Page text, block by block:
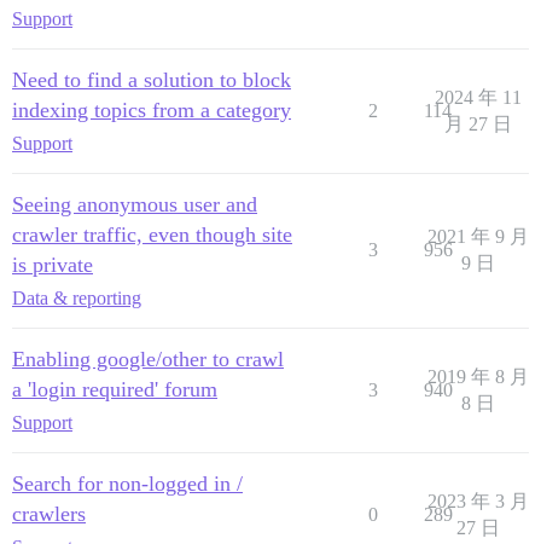
Support
Need to find a solution to block
indexing topics from a category
Support
2 114
2024 年 11
月 27 日
Seeing anonymous user and
crawler traffic, even though site
is private
Data & reporting
3 956
2021 年 9 月
9 日
Enabling google/other to crawl
a 'login required' forum
Support
3 940
2019 年 8 月
8 日
Search for non-logged in /
crawlers
0 289
2023 年 3 月
27 日